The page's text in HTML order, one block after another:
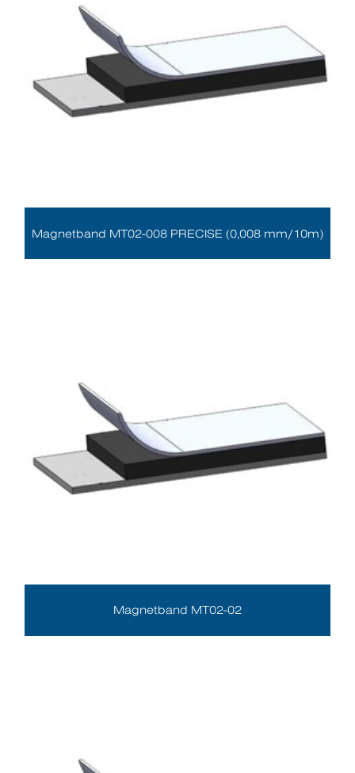
Magnetband MT02-008 PRECISE (0,008 mm/10m)
Magnetband MT02-02